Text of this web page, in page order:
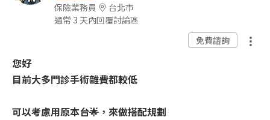
保險業務員
台北市
通常 3 天內回覆討論區
免費諮詢
您好
目前大多門診手術雜費都較低
可以考慮用原本台🌟，來做搭配規劃